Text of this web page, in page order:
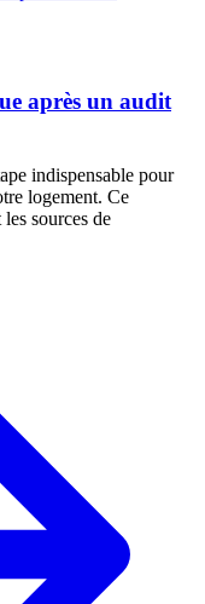
après un audit
indispensable pour
logement. Ce
sources de